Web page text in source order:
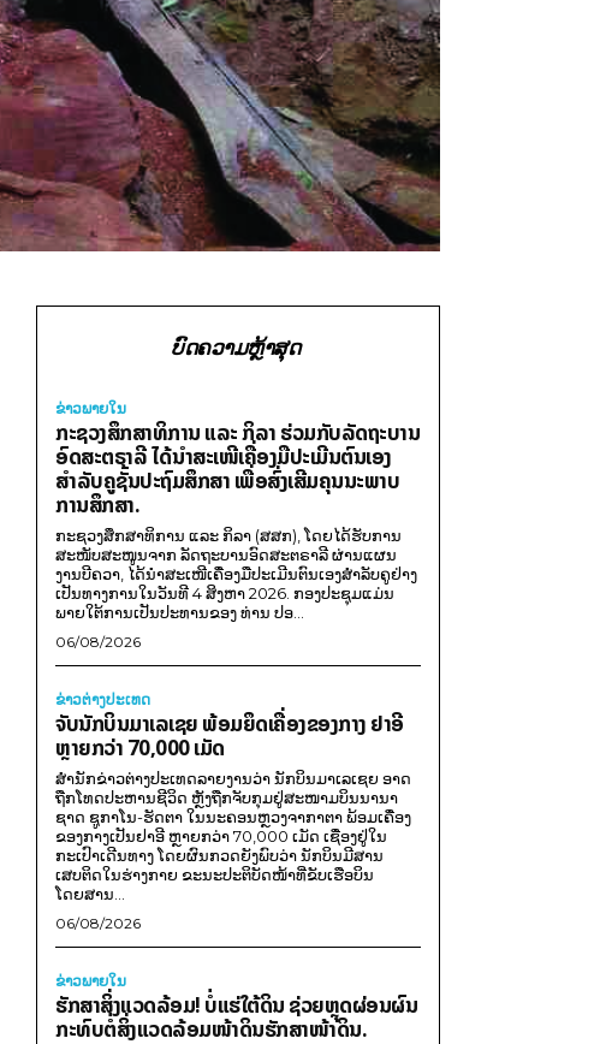
ບົດຄວາມຫຼ້າສຸດ
ຂ່າວພາຍ​ໃນ
ກະຊວງສຶກສາທິການ ແລະ ກິລາ ຮ່ວມກັບລັດຖະບານ
ອົດສະຕຣາລີ ໄດ້ນຳສະເໜີເຄື່ອງມືປະເມີນຕົນເອງ
ສຳລັບຄູຊັ້ນປະຖົມສຶກສາ ເພື່ອສົ່ງເສີມຄຸນນະພາບ
ການສຶກສາ.
ກະຊວງສຶກສາທິການ ແລະ ກິລາ (ສສກ), ໂດຍໄດ້ຮັບການ
ສະໜັບສະໜູນຈາກ ລັດຖະບານອົດສະຕຣາລີ ຜ່ານແຜນ
ງານບີຄວາ, ໄດ້ນຳສະເໜີເຄື່ອງມືປະເມີນຕົນເອງສຳລັບຄູຢ່າງ
ເປັນທາງການໃນວັນທີ 4 ສິງຫາ 2026. ກອງປະຊຸມແມ່ນ
ພາຍໃຕ້ການເປັນປະທານຂອງ ທ່ານ ປອ...
06/08/2026
ຂ່າວຕ່າງປະເທດ
ຈັບນັກບິນມາເລເຊຍ ພ້ອມຍຶດເຄື່ອງຂອງກາງ ຢາອີ
ຫຼາຍກວ່າ 70,000 ເມັດ
ສຳນັກຂ່າວຕ່າງປະເທດລາຍງານວ່າ ນັກບິນມາເລເຊຍ ອາດ
ຖືກໂທດປະຫານຊີວິດ ຫຼັງຖືກຈັບກຸມຢູ່ສະໜາມບິນນານາ
ຊາດ ຊູກາໂນ-ຮັດຕາ ໃນນະຄອນຫຼວງຈາກາຕາ ພ້ອມເຄື່ອງ
ຂອງກາງເປັນຢາອີ ຫຼາຍກວ່າ 70,000 ເມັດ ເຊື່ອງຢູ່ໃນ
ກະເປົາເດີນທາງ ໂດຍຜົນກວດຍັງພົບວ່າ ນັກບິນມີສານ
ເສບຕິດໃນຮ່າງກາຍ ຂະນະປະຕິບັດໜ້າທີ່ຂັບເຮືອບິນ
ໂດຍສານ...
06/08/2026
ຂ່າວພາຍ​ໃນ
ຮັກສາສິ່ງແວດລ້ອມ! ບໍ່ແຮ່ໃຕ້ດິນ ຊ່ວຍຫຼຸດຜ່ອນຜົນ
ກະທົບຕໍ່ສິ່ງແວດລ້ອມໜ້າດິນຮັກສາໜ້າດິນ.